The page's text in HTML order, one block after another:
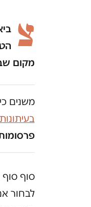
צ
מקום
משנים
סוף סוף
לבחור